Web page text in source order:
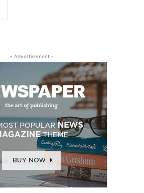
- Advertisement -